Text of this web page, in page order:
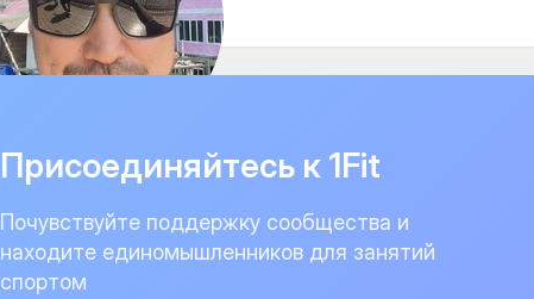
Присоединяйтесь к 1Fit
Почувствуйте поддержку сообщества и
находите единомышленников для занятий
спортом